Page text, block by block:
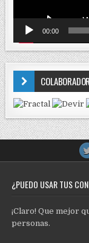
00:00
¿PUEDO USAR TUS
¡Claro! Que mejor
personas.